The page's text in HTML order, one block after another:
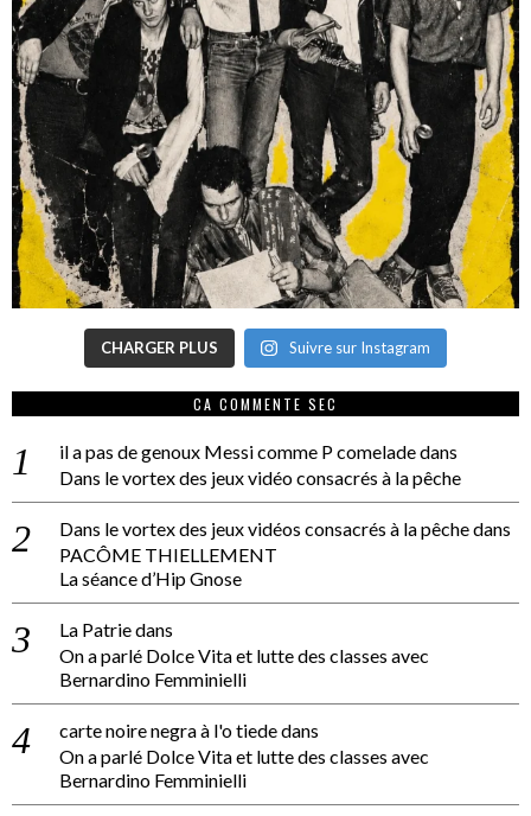
CHARGER PLUS Suivre sur Instagram
CA COMMENTE SEC
il a pas de genoux Messi comme P comeladedans
Dans le vortex des jeux vidéo consacrés à la pêche
Dans le vortex des jeux vidéos consacrés à la pêchedans
PACÔME THIELLEMENT
La séance d’Hip Gnose
La Patriedans
On a parlé Dolce Vita et lutte des classes avec
Bernardino Femminielli
carte noire negra à l'o tiededans
On a parlé Dolce Vita et lutte des classes avec
Bernardino Femminielli